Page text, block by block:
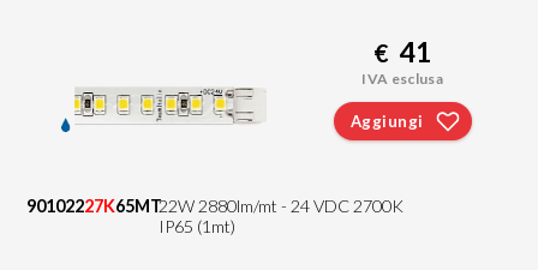
90102227K65MT22W 2880lm/mt - 24 VDC 2700K
IP65 (1mt)
€ 41
IVA esclusa
Aggiungi